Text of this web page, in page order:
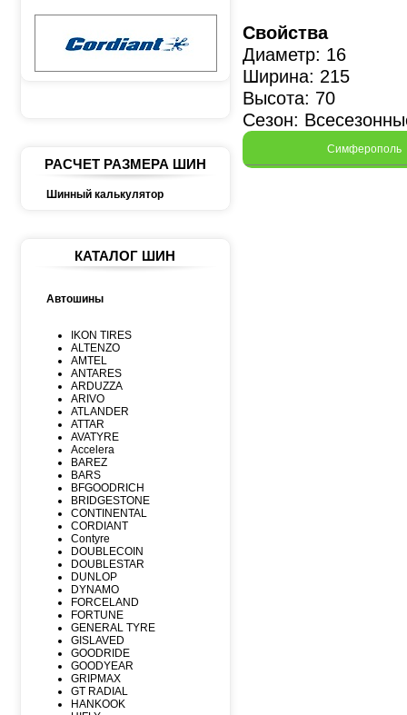
РАСЧЕТ РАЗМЕРА ШИН
Шинный калькулятор
КАТАЛОГ ШИН
Автошины
IKON TIRES
ALTENZO
AMTEL
ANTARES
ARDUZZA
ARIVO
ATLANDER
ATTAR
AVATYRE
Accelera
BAREZ
BARS
BFGOODRICH
BRIDGESTONE
CONTINENTAL
CORDIANT
Contyre
DOUBLECOIN
DOUBLESTAR
DUNLOP
DYNAMO
FORCELAND
FORTUNE
GENERAL TYRE
GISLAVED
GOODRIDE
GOODYEAR
GRIPMAX
GT RADIAL
HANKOOK
Свойства
Диаметр: 16
Ширина: 215
Высота: 70
Сезон:
Симферополь